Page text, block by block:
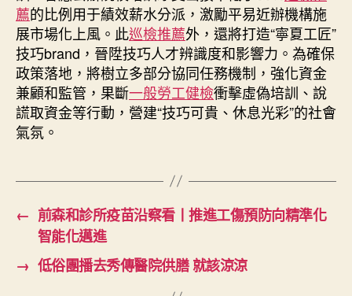
薦的比例用于績效薪水分派，激勵平易近辦機構施
展市場化上風。此巡檢推薦外，還將打造“寧夏工匠”
技巧brand，晉陞技巧人才辨識度和影響力。為確保
政策落地，將樹立多部分協同任務機制，強化資金
兼顧和監管，果斷一般勞工健檢衝擊虛偽培訓、說
謊取資金等行動，營建“技巧可貴、休息光彩”的社會
氣氛。
← 前森和診所疫苗沿察看丨推進工傷預防向精準化
智能化邁進
→ 低俗團播去秀傳醫院供膳 就該涼涼